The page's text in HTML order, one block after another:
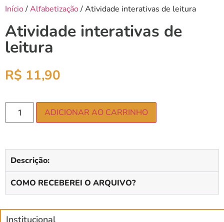
Início/Alfabetização/ Atividade interativas de leitura
Atividade interativas de
leitura
R$ 11,90
ADICIONAR AO CARRINHO
Descrição:
COMO RECEBEREI O ARQUIVO?
Institucional